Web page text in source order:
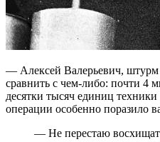
— Алексей Валерьевич, штурм
сравнить с чем-либо: почти 4
десятки тысяч единиц
операции особенно поразило
— Не перестаю